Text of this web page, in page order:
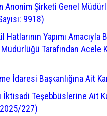
Şirketi Genel
9918)
Hatlarının Yapımı Amacıyla
Tarafından Acele
İdaresi Başkanlığına Ait
İktisadi Teşebbüslerine Ait
227)